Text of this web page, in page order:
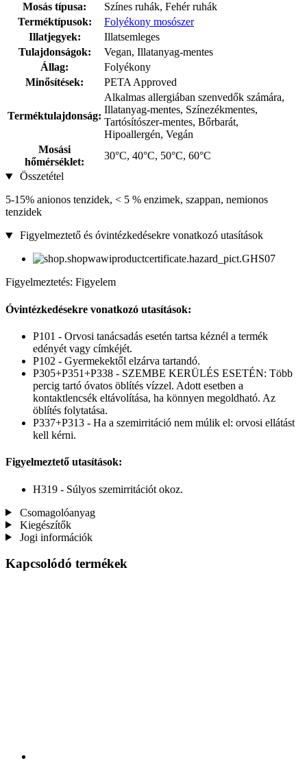
Mosás típusa:
Színes ruhák, Fehér ruhák
Terméktípusok:
Folyékony mosószer
Illatjegyek:
Illatsemleges
Tulajdonságok:
Vegan, Illatanyag-mentes
Állag:
Folyékony
Minősítések:
PETA Approved
Terméktulajdonság:
Alkalmas allergiában szenvedők számára,
Illatanyag-mentes, Színezékmentes,
Tartósítószer-mentes, Bőrbarát,
Hipoallergén, Vegán
Mosási
hőmérséklet:
30°C, 40°C, 50°C, 60°C
Összetétel
5-15% anionos tenzidek, < 5 % enzimek, szappan, nemionos
tenzidek
Figyelmeztető és óvintézkedésekre vonatkozó utasítások
Figyelmeztetés: Figyelem
Óvintézkedésekre vonatkozó utasítások:
P101 - Orvosi tanácsadás esetén tartsa kéznél a termék
edényét vagy címkéjét.
P102 - Gyermekektől elzárva tartandó.
P305+P351+P338 - SZEMBE KERÜLÉS ESETÉN: Több
percig tartó óvatos öblítés vízzel. Adott esetben a
kontaktlencsék eltávolítása, ha könnyen megoldható. Az
öblítés folytatása.
P337+P313 - Ha a szemirritáció nem múlik el: orvosi ellátást
kell kérni.
Figyelmeztető utasítások:
H319 - Súlyos szemirritációt okoz.
Csomagolóanyag
Kiegészítők
Jogi információk
Kapcsolódó termékek